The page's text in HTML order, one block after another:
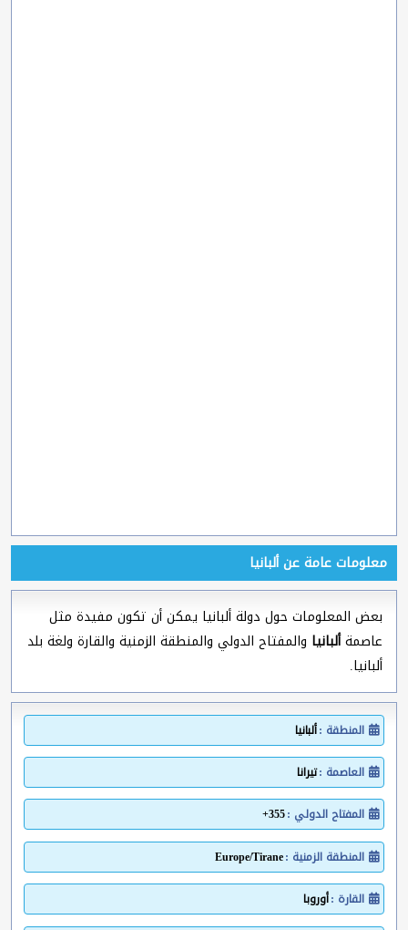
معلومات عامة عن ألبانيا
بعض المعلومات حول دولة ألبانيا يمكن أن تكون مفيدة مثل
عاصمةألبانيا والمفتاح الدولي والمنطقة الزمنية والقارة ولغة بلد
ألبانيا.
المنطقة :ألبانيا
العاصمة :تيرانا
المفتاح الدولي :355+
المنطقة الزمنية :Europe/Tirane
القارة :أوروبا